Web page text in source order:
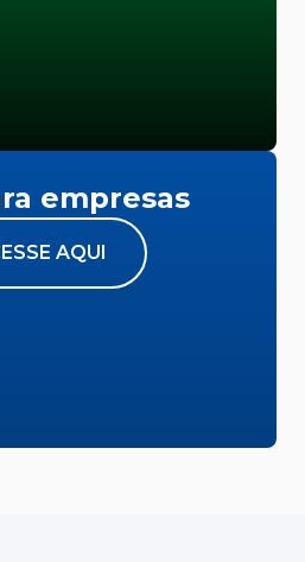
empresas
AQUI